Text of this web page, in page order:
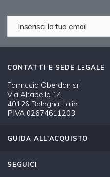
CONTATTI E SEDE LEGALE
Farmacia Oberdan srl
Via Altabella 14
40126 Bologna Italia
PIVA 02674611203
GUIDA ALL'ACQUISTO
SEGUICI